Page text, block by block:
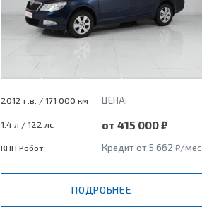
2012 г.в. / 171 000 км ЦЕНА:
1.4 л / 122 лс от 415 000 ₽
КПП Робот Кредит от 5 662 ₽/мес
ПОДРОБНЕЕ